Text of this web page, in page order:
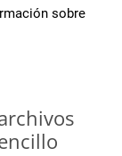
sobre